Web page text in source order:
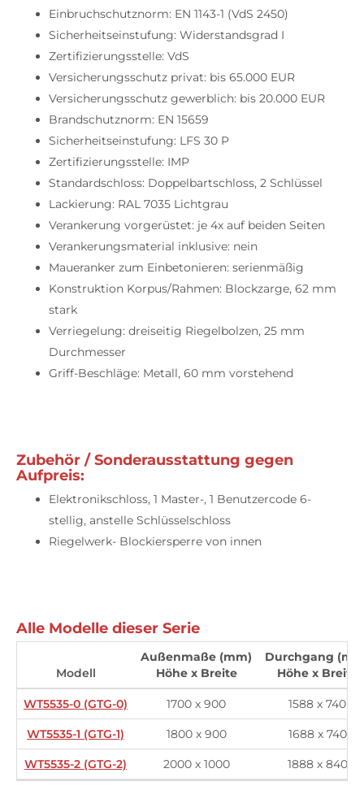
Einbruchschutznorm: EN 1143-1 (VdS 2450)
Sicherheitseinstufung: Widerstandsgrad I
Zertifizierungsstelle: VdS
Versicherungsschutz privat: bis 65.000 EUR
Versicherungsschutz gewerblich: bis 20.000 EUR
Brandschutznorm: EN 15659
Sicherheitseinstufung: LFS 30 P
Zertifizierungsstelle: IMP
Standardschloss: Doppelbartschloss, 2 Schlüssel
Lackierung: RAL 7035 Lichtgrau
Verankerung vorgerüstet: je 4x auf beiden Seiten
Verankerungsmaterial inklusive: nein
Maueranker zum Einbetonieren: serienmäßig
Konstruktion Korpus/Rahmen: Blockzarge, 62 mm
stark
Verriegelung: dreiseitig Riegelbolzen, 25 mm
Durchmesser
Griff-Beschläge: Metall, 60 mm vorstehend
Zubehör / Sonderausstattung gegen
Aufpreis:
Elektronikschloss, 1 Master-, 1 Benutzercode 6-
stellig, anstelle Schlüsselschloss
Riegelwerk- Blockiersperre von innen
Alle Modelle dieser Serie
Modell
Außenmaße (mm)
Höhe x Breite
Durchgang
Höhe x Breite
WT5535-0 (GTG-0) 1700 x 900 1588 x 740
WT5535-1 (GTG-1) 1800 x 900 1688 x 740
WT5535-2 (GTG-2) 2000 x 1000 1888 x 840